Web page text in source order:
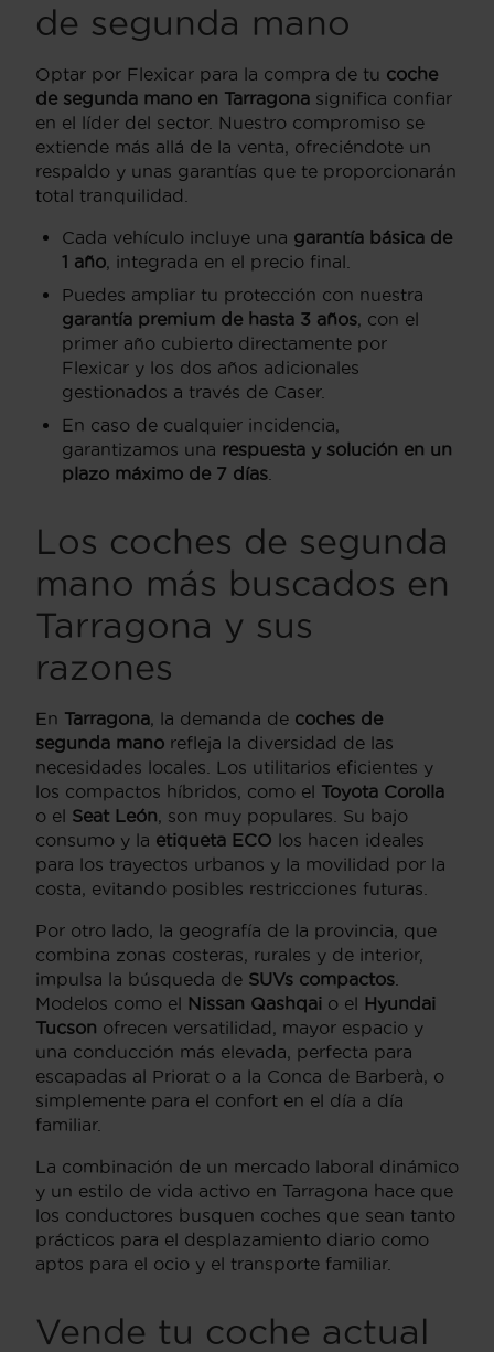
de segunda mano
Optar por Flexicar para la compra de tu coche
de segunda mano en Tarragona significa confiar
en el líder del sector. Nuestro compromiso se
extiende más allá de la venta, ofreciéndote un
respaldo y unas garantías que te proporcionarán
total tranquilidad.
Cada vehículo incluye una garantía básica de
1 año , integrada en el precio final.
Puedes ampliar tu protección con nuestra
garantía premium de hasta 3 años , con el
primer año cubierto directamente por
Flexicar y los dos años adicionales
gestionados a través de Caser.
En caso de cualquier incidencia,
garantizamos una respuesta y solución en un
plazo máximo de 7 días
Los coches de segunda
mano más buscados en
Tarragona y sus
razones
En Tarragona , la demanda de coches de
segunda mano refleja la diversidad de las
necesidades locales. Los utilitarios eficientes y
los compactos híbridos, como el Toyota Corolla
o el Seat León , son muy populares. Su bajo
consumo y la etiqueta ECO los hacen ideales
para los trayectos urbanos y la movilidad por la
costa, evitando posibles restricciones futuras.
Por otro lado, la geografía de la provincia, que
combina zonas costeras, rurales y de interior,
impulsa la búsqueda de SUVs compactos
Modelos como el Nissan Qashqai o el Hyundai
Tucson ofrecen versatilidad, mayor espacio y
una conducción más elevada, perfecta para
escapadas al Priorat o a la Conca de Barberà, o
simplemente para el confort en el día a día
familiar.
La combinación de un mercado laboral dinámico
y un estilo de vida activo en Tarragona hace que
los conductores busquen coches que sean tanto
prácticos para el desplazamiento diario como
aptos para el ocio y el transporte familiar.
Vende tu coche actual